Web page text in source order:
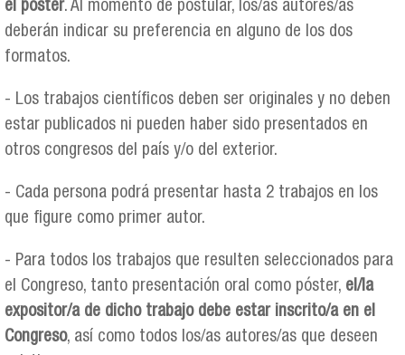
el póster. Al momento de postular, los/as autores/as
deberán indicar su preferencia en alguno de los dos
formatos.
- Los trabajos científicos deben ser originales y no deben
estar publicados ni pueden haber sido presentados en
otros congresos del país y/o del exterior.
- Cada persona podrá presentar hasta 2 trabajos en los
que figure como primer autor.
- Para todos los trabajos que resulten seleccionados para
el Congreso, tanto presentación oral como póster, el/la
expositor/a de dicho trabajo debe estar inscrito/a en el
Congreso, así como todos los/as autores/as que deseen